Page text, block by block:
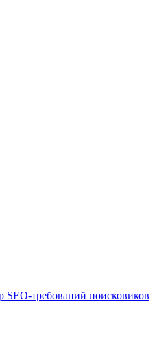
SEO-требований поисковиков